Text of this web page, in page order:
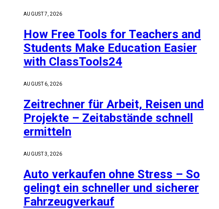
AUGUST 7, 2026
How Free Tools for Teachers and
Students Make Education Easier
with ClassTools24
AUGUST 6, 2026
Zeitrechner für Arbeit, Reisen und
Projekte – Zeitabstände schnell
ermitteln
AUGUST 3, 2026
Auto verkaufen ohne Stress – So
gelingt ein schneller und sicherer
Fahrzeugverkauf